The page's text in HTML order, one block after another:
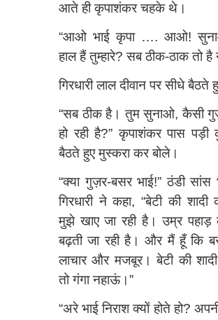
आते ही कृपाशंकर चहके थे।
“आओ भाई कृपा …. आओ!
हाल हैं तुम्हारे? सब ठीक-ठाक तो है
गिरधारी लाल दीवान पर सीधे बैठते
“सब ठीक है। तुम सुनाओ, कैसी
हो रही है?” कृपाशंकर पास पड़ी
बैठते हुए मुस्करा कर बोले।
“क्या गुज़र-बसर भाई!” ठंडी सांस
गिरधारी ने कहा, “बेटी की शादी
मुझे खाए जा रही है। उम्र पहाड़
बढ़ती जा रही है। और मैं हूँ कि
लाचार और मजबूर। बेटी की शादी
तो गंगा नहाऊं।”
“अरे भाई निराश क्यों होते हो?